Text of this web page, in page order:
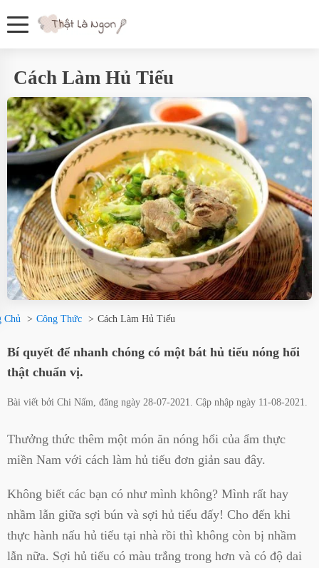
Cách Làm Hủ Tiếu
Chủ Công Thức Cách Làm Hủ Tiếu
Bí quyết để nhanh chóng có một bát hủ tiếu nóng hổi
thật chuẩn vị.
Bài viết bởi Chi Nấm, đăng ngày 28-07-2021. Cập nhập ngày 11-08-2021.
Thưởng thức thêm một món ăn nóng hổi của ẩm thực
miền Nam với cách làm hủ tiếu đơn giản sau đây.
Không biết các bạn có như mình không? Mình rất hay
nhầm lẫn giữa sợi bún và sợi hủ tiếu đấy! Cho đến khi
thực hành nấu hủ tiếu tại nhà rồi thì không còn bị nhầm
lẫn nữa. Sợi hủ tiếu có màu trắng trong hơn và có độ dai